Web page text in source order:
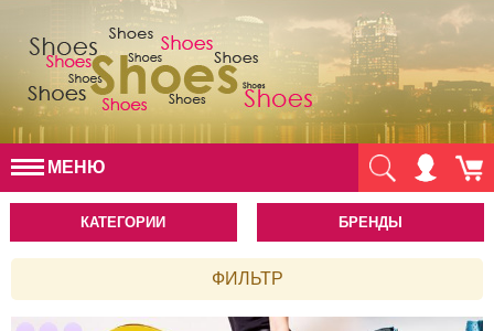
МЕНЮ
КАТЕГОРИИ БРЕНДЫ
ФИЛЬТР